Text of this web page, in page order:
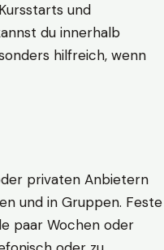
und
du innerhalb
hilfreich, wenn
privaten Anbietern
und in Gruppen. Feste
paar Wochen oder